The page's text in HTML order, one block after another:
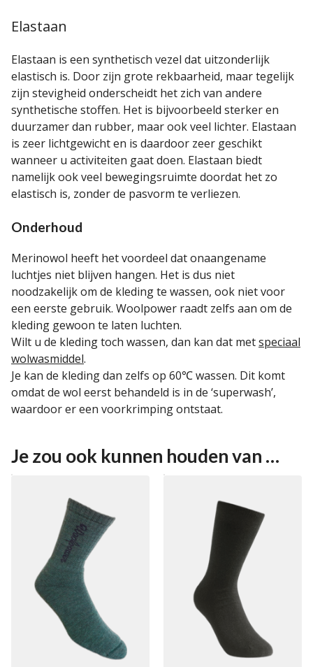
Elastaan
Elastaan is een synthetisch vezel dat uitzonderlijk
elastisch is. Door zijn grote rekbaarheid, maar tegelijk
zijn stevigheid onderscheidt het zich van andere
synthetische stoffen. Het is bijvoorbeeld sterker en
duurzamer dan rubber, maar ook veel lichter. Elastaan
is zeer lichtgewicht en is daardoor zeer geschikt
wanneer u activiteiten gaat doen. Elastaan biedt
namelijk ook veel bewegingsruimte doordat het zo
elastisch is, zonder de pasvorm te verliezen.
Onderhoud
Merinowol heeft het voordeel dat onaangename
luchtjes niet blijven hangen. Het is dus niet
noodzakelijk om de kleding te wassen, ook niet voor
een eerste gebruik. Woolpower raadt zelfs aan om de
kleding gewoon te laten luchten.
Wilt u de kleding toch wassen, dan kan dat metspeciaal
wolwasmiddel.
Je kan de kleding dan zelfs op 60℃ wassen. Dit komt
omdat de wol eerst behandeld is in de ‘superwash’,
waardoor er een voorkrimping ontstaat.
Je zou ook kunnen houden van …